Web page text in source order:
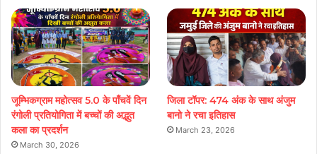
जूम्भिकग्राम महोत्सव 5.0 के पाँचवें दिन
रंगोली प्रतियोगिता में बच्चों की अद्भुत
कला का प्रदर्शन
March 30, 2026
जिला टॉपर: 474 अंक के साथ अंजुम
बानो ने रचा इतिहास
March 23, 2026